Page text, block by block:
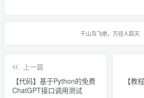
千山鸟飞绝，万径人踪灭
上一篇
【代码】基于Python的免费
ChatGPT接口调用测试
【教